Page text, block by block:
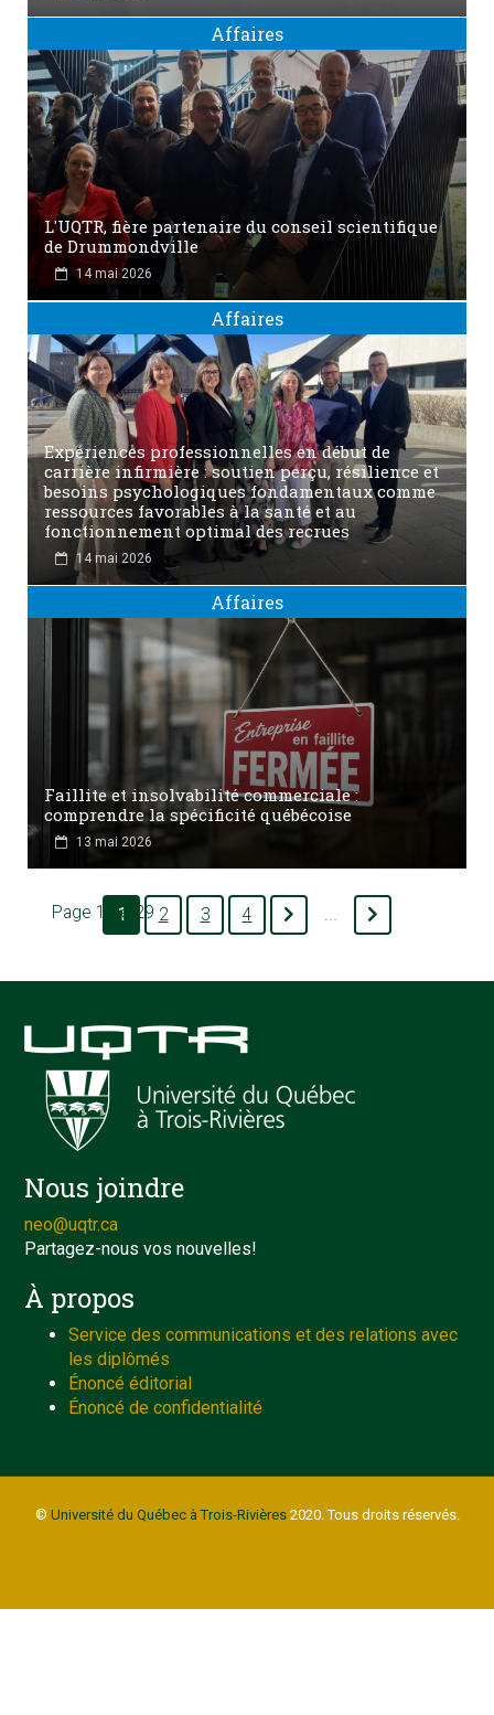
Affaires
L'UQTR, fière partenaire du conseil scientifique
de Drummondville
14 mai 2026
Affaires
Expériences professionnelles en début de
carrière infirmière : soutien perçu, résilience et
besoins psychologiques fondamentaux comme
ressources favorables à la santé et au
fonctionnement optimal des recrues
14 mai 2026
Affaires
Faillite et insolvabilité commerciale :
comprendre la spécificité québécoise
13 mai 2026
Page 1 de 29
1 2 3 4
Nous joindre
neo@uqtr.ca
Partagez-nous vos nouvelles!
À propos
Service des communications et des relations avec
les diplômés
Énoncé éditorial
Énoncé de confidentialité
© Université du Québec à Trois-Rivières2020. Tous droits réservés.